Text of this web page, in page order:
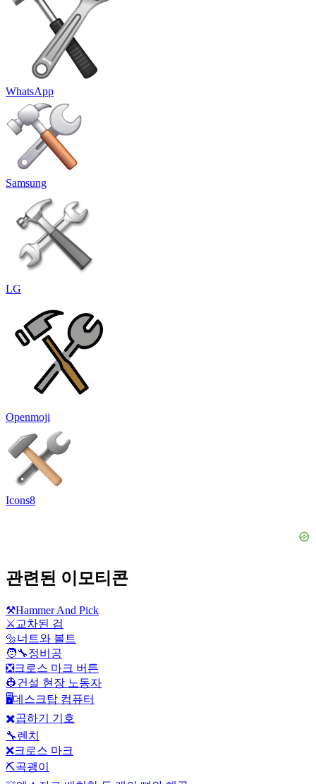
WhatsApp
Samsung
LG
Openmoji
Icons8
관련된 이모티콘
⚒️Hammer And Pick
⚔️ 교차된 검
🔩너트와 볼트
🧑‍🔧정비공
❎크로스 마크 버튼
👷건설 현장 노동자
🖥️데스크탑 컴퓨터
✖️곱하기 기호
🔧렌치
❌크로스 마크
⛏️곡괭이